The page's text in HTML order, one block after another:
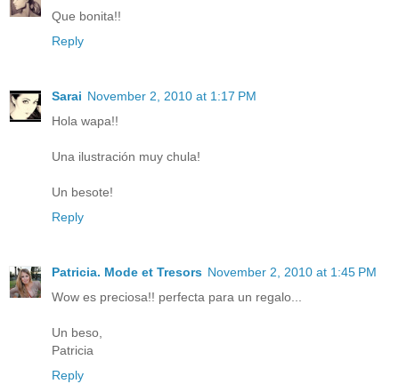
Que bonita!!
Reply
Sarai November 2, 2010 at 1:17 PM
Hola wapa!!
Una ilustración muy chula!
Un besote!
Reply
Patricia. Mode et Tresors November 2, 2010 at 1:45 PM
Wow es preciosa!! perfecta para un regalo...
Un beso,
Patricia
Reply